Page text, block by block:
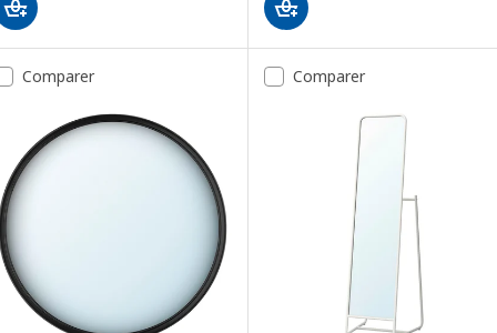
Comparer Comparer